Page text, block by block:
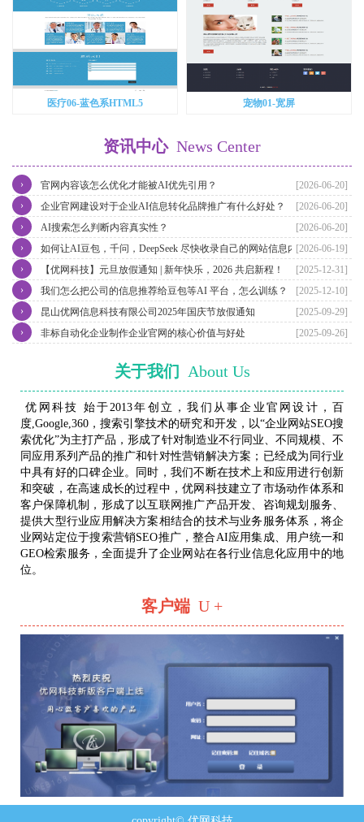
医疗06-蓝色系HTML5 宠物01-宽屏
资讯中心 News Center
[2026-06-20]
官网内容该怎么优化才能被AI优先引用？
›
[2026-06-20]
企业官网建设对于企业AI信息转化品牌推广有什么好处？
›
[2026-06-20]
AI搜索怎么判断内容真实性？
›
[2026-06-19]
如何让AI豆包，千问，DeepSeek 尽快收录自己的网站信息内容？
›
[2025-12-31]
【优网科技】元旦放假通知 | 新年快乐，2026 共启新程！
›
[2025-12-10]
我们怎么把公司的信息推荐给豆包等AI 平台，怎么训练？
›
[2025-09-29]
昆山优网信息科技有限公司2025年国庆节放假通知
›
[2025-09-26]
非标自动化企业制作企业官网的核心价值与好处
›
关于我们 About Us
优网科技 始于2013年创立，我们从事企业官网设计，百
度,Google,360，搜索引擎技术的研究和开发，以“企业网站SEO搜
索优化”为主打产品，形成了针对制造业不行同业、不同规模、不
同应用系列产品的推广和针对性营销解决方案；已经成为同行业
中具有好的口碑企业。同时，我们不断在技术上和应用进行创新
和突破，在高速成长的过程中，优网科技建立了市场动作体系和
客户保障机制，形成了以互联网推广产品开发、咨询规划服务、
提供大型行业应用解决方案相结合的技术与业务服务体系，将企
业网站定位于搜索营销SEO推广，整合AI应用集成、用户统一和
GEO检索服务，全面提升了企业网站在各行业信息化应用中的地
位。
客户端 U +